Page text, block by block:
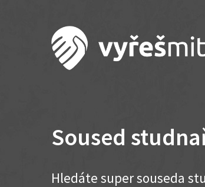
Soused
Hledáte super souseda